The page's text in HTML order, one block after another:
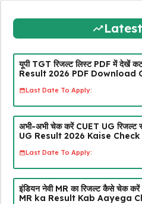
यूपी TGT रिजल्ट लिस्ट PDF में देखें
Result 2026 PDF Download
Last Date To Apply:
अभी-अभी चेक करें CUET UG रिजल्ट
UG Result 2026 Kaise
Last Date To Apply:
इंडियन नेवी MR का रिजल्ट कैसे चेक
MR ka Result Kab Aayega